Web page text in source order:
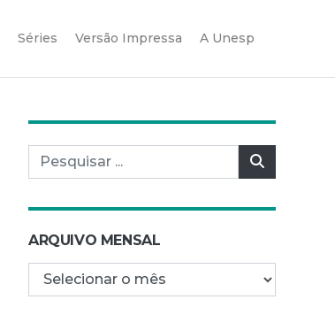
Séries Versão Impressa A Unesp
Pesquisar por:
ARQUIVO MENSAL
Arquivo mensal